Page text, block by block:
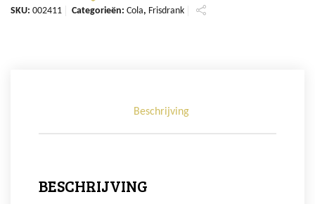
SKU: 002411 Categorieën: Cola, Frisdrank
Beschrijving
BESCHRIJVING